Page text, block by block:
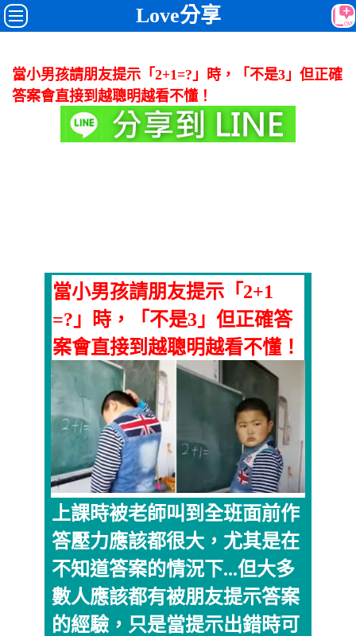
Love分享
當小男孩請朋友提示「2+1=?」時，「不是3」但正確
答案會直接到越聰明越看不懂！
當小男孩請朋友提示「2+1
=?」時，「不是3」但正確答
案會直接到越聰明越看不懂！
上課時被老師叫到全班面前作
答壓力應該都很大，尤其是在
不知道答案的情況下...但大多
數人應該都有被朋友提示答案
的經驗，只是當提示出錯時可